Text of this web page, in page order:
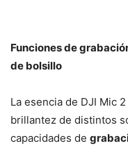
Funciones de
de bolsillo
La esencia de DJI Mic
brillantez de distintos
capacidades de